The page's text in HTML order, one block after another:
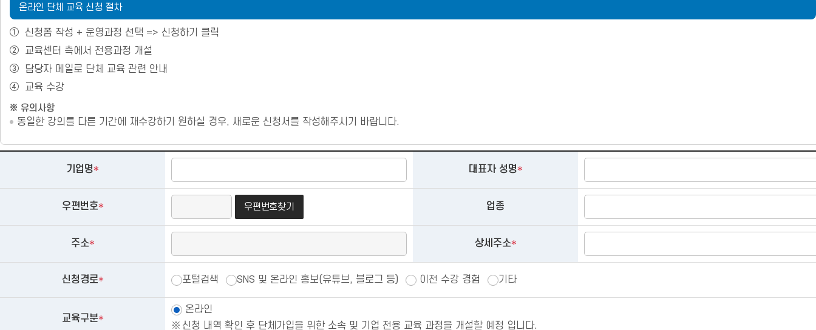
온라인 단체 교육 신청 절차
①
신청폼 작성 + 운영과정 선택 => 신청하기 클릭
②
교육센터 측에서 전용과정 개설
③
담당자 메일로 단체 교육 관련 안내
④
교육 수강
※ 유의사항
동일한 강의를 다른 기간에 재수강하기 원하실 경우, 새로운 신청서를 작성해주시기 바랍니다.
기업명* 대표자 성명*
우편번호* 우편번호찾기 업종
주소* 상세주소*
신청경로* 포털검색 SNS 및 온라인 홍보(유튜브, 블로그 등) 이전 수강 경험 기타
교육구분*
온라인
신청 내역 확인 후 단체가입을 위한 소속 및 기업 전용 교육 과정을 개설할 예정 입니다.